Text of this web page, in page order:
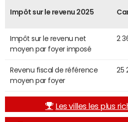
Impôt sur le revenu 2025
Impôt sur le revenu net
moyen par foyer imposé
2
Revenu fiscal de référence
moyen par foyer
25
Les villes les plus